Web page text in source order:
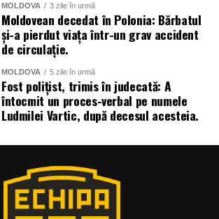
MOLDOVA 3 zile în urmă
Moldovean decedat în Polonia: Bărbatul
și-a pierdut viața într-un grav accident
de circulație.
MOLDOVA 5 zile în urmă
Fost polițist, trimis în judecată: A
întocmit un proces-verbal pe numele
Ludmilei Vartic, după decesul acesteia.